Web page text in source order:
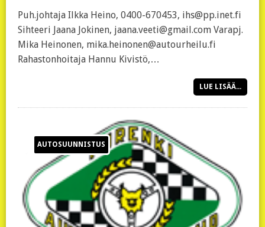
Puh.johtaja Ilkka Heino, 0400-670453, ihs@pp.inet.fi
Sihteeri Jaana Jokinen, jaana.veeti@gmail.com Varapj.
Mika Heinonen, mika.heinonen@autourheilu.fi
Rahastonhoitaja Hannu Kivistö,…
LUE LISÄÄ...
AUTOSUUNNISTUS